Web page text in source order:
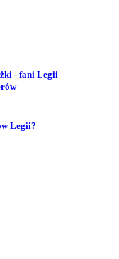
- fani Legii
Legii?